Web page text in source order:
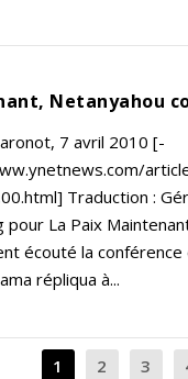
Netanyahou
7 avril 2010 [-
Traduction :
pour La Paix
écouté la conférence
répliqua à...
1 2 3